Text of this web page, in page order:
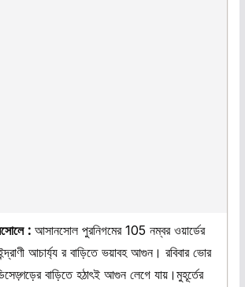
:আসানসোল পুরনিগমের 105 নম্বর ওয়ার্ডের
আচার্য্য র বাড়িতে ভয়াবহ আগুন। রবিবার ভোর
বাড়িতে হঠাৎই আগুন লেগে যায়।মুহূর্তের